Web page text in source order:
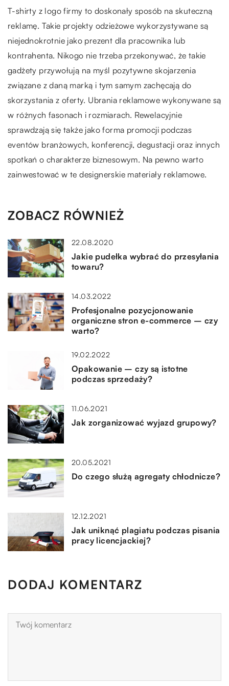
T-shirty z logo firmy to doskonały sposób na skuteczną
reklamę. Takie projekty odzieżowe wykorzystywane są
niejednokrotnie jako prezent dla pracownika lub
kontrahenta. Nikogo nie trzeba przekonywać, że takie
gadżety przywołują na myśl pozytywne skojarzenia
związane z daną marką i tym samym zachęcają do
skorzystania z oferty. Ubrania reklamowe wykonywane są
w różnych fasonach i rozmiarach. Rewelacyjnie
sprawdzają się także jako forma promocji podczas
eventów branżowych, konferencji, degustacji oraz innych
spotkań o charakterze biznesowym. Na pewno warto
zainwestować w te designerskie materiały reklamowe.
ZOBACZ RÓWNIEŻ
22.08.2020
Jakie pudełka wybrać do przesyłania
towaru?
14.03.2022
Profesjonalne pozycjonowanie
organiczne stron e-commerce – czy
warto?
19.02.2022
Opakowanie – czy są istotne
podczas sprzedaży?
11.06.2021
Jak zorganizować wyjazd grupowy?
20.05.2021
Do czego służą agregaty chłodnicze?
12.12.2021
Jak uniknąć plagiatu podczas pisania
pracy licencjackiej?
DODAJ KOMENTARZ